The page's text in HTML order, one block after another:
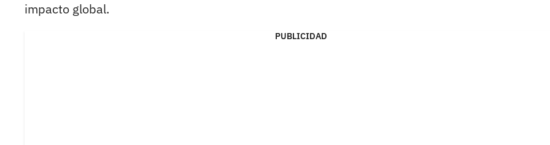
impacto global.
PUBLICIDAD